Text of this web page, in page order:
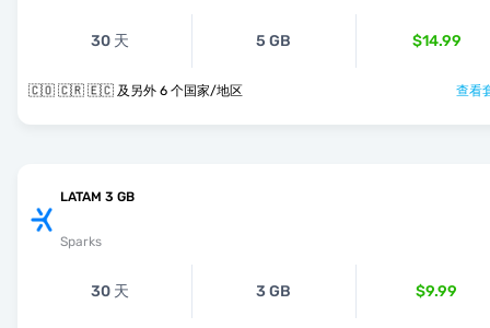
30 天 5 GB $14.99
🇨🇴 🇨🇷 🇪🇨 及另外 6 个国家/地区 查看
LATAM 3 GB
Sparks
30 天 3 GB $9.99